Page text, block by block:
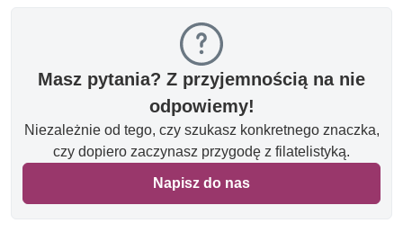
Masz pytania? Z przyjemnością na nie
odpowiemy!
Niezależnie od tego, czy szukasz konkretnego znaczka,
czy dopiero zaczynasz przygodę z filatelistyką.
Napisz do nas